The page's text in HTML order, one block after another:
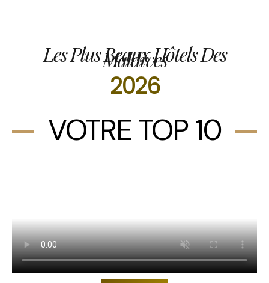
Les Plus Beaux Hôtels Des
Maldives
2026
VOTRE TOP 10